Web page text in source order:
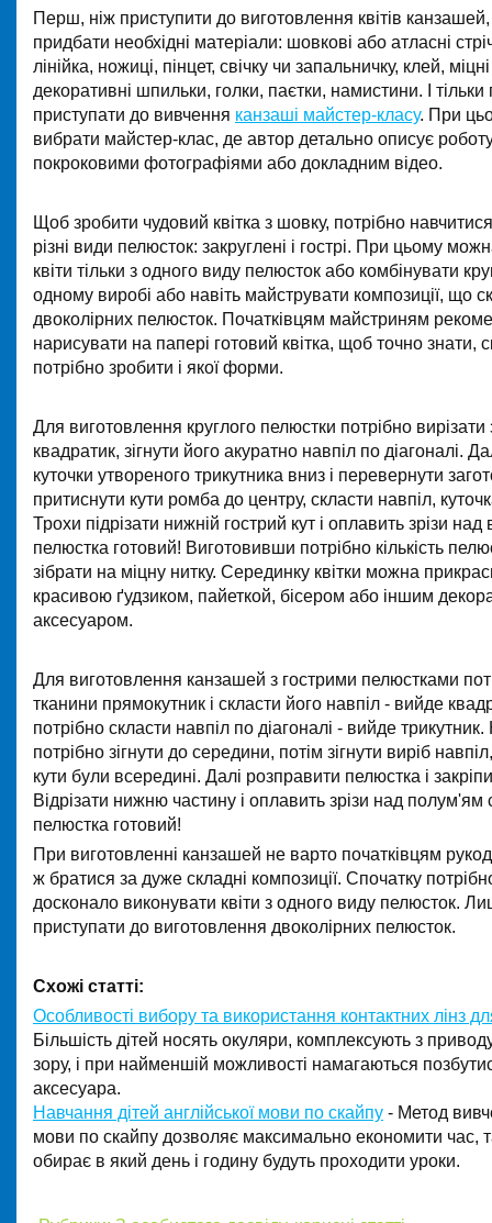
Перш, ніж приступити до виготовлення квітів
придбати необхідні матеріали: шовкові або атласні
лінійка, ножиці, пінцет, свічку чи запальничку, клей,
декоративні шпильки, голки, паєтки, намистини. І тільки
приступати до вивчення канзаші майстер-класу. При
вибрати майстер-клас, де автор детально описує
покроковими фотографіями або докладним відео.
Щоб зробити чудовий квітка з шовку, потрібно
різні види пелюсток: закруглені і гострі. При цьому
квіти тільки з одного виду пелюсток або комбінувати
одному виробі або навіть майструвати композиції, що
двоколірних пелюсток. Початківцям майстриням
нарисувати на папері готовий квітка, щоб точно знати,
потрібно зробити і якої форми.
Для виготовлення круглого пелюстки потрібно вирізати
квадратик, зігнути його акуратно навпіл по діагоналі.
куточки утвореного трикутника вниз і перевернути
притиснути кути ромба до центру, скласти навпіл,
Трохи підрізати нижній гострий кут і оплавить зрізи
пелюстка готовий! Виготовивши потрібно кількість
зібрати на міцну нитку. Серединку квітки можна
красивою ґудзиком, пайеткой, бісером або іншим
аксесуаром.
Для виготовлення канзашей з гострими пелюстками
тканини прямокутник і скласти його навпіл - вийде
потрібно скласти навпіл по діагоналі - вийде трикутник.
потрібно зігнути до середини, потім зігнути виріб
кути були всередині. Далі розправити пелюстка і
Відрізати нижню частину і оплавить зрізи над полум'ям
пелюстка готовий!
При виготовленні канзашей не варто початківцям
ж братися за дуже складні композиції. Спочатку
досконало виконувати квіти з одного виду пелюсток.
приступати до виготовлення двоколірних пелюсток.
Схожі статті:
Особливості вибору та використання контактних лінз
Більшість дітей носять окуляри, комплексують з
зору, і при найменшій можливості намагаються
аксесуара.
Навчання дітей англійської мови по скайпу - Метод
мови по скайпу дозволяє максимально економити час,
обирає в який день і годину будуть проходити уроки.